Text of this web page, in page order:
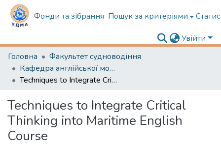
Фонди та зібрання Пошук за критеріями
Увійти
Головна
Факультет судноводіння
Кафедра англійської мови в судноводінні
Techniques to Integrate Critical Thinking into Maritime English Course
Techniques to Integrate Critical
Thinking into Maritime English
Course